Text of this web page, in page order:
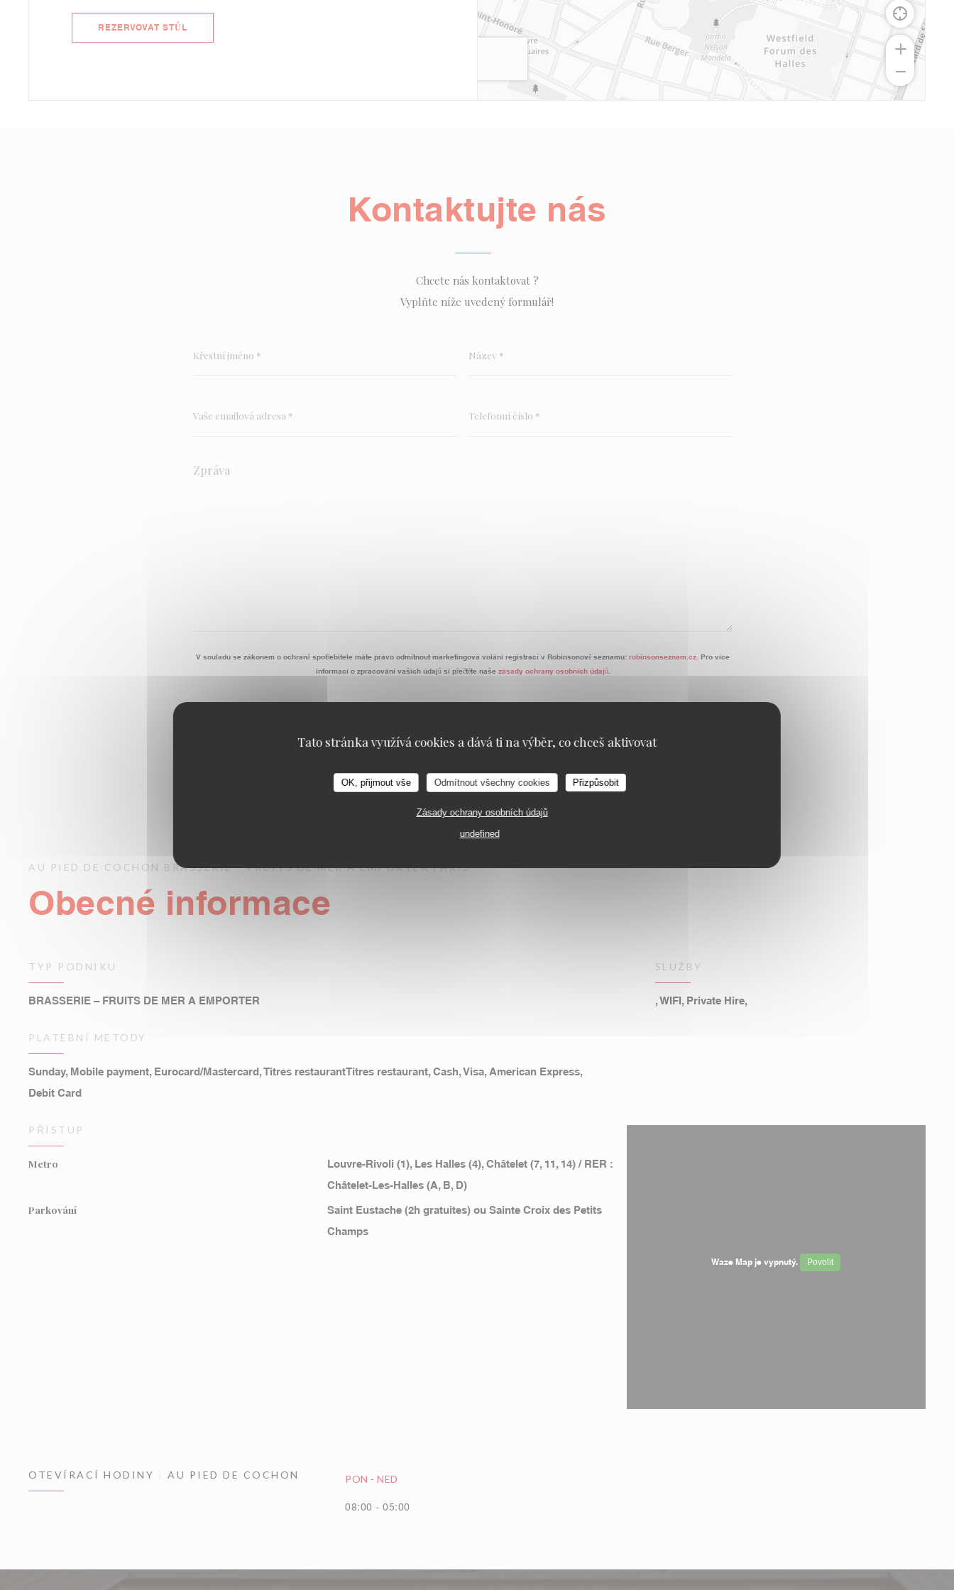
Tato stránka využívá cookies a dává ti na výběr, co chceš aktivovat
OK, přijmout vše Odmítnout všechny cookies Přizpůsobit
Zásady ochrany osobních údajů
undefined
REZERVOVAT STŮL
Kontaktujte nás
Chcete nás kontaktovat ?
Vyplňte níže uvedený formulář!
V souladu se zákonem o ochraně spotřebitele máte právo odmítnout marketingová volání registrací v Robinsonově seznamu: robinsonseznam.cz . Pro více
informací o zpracování vašich údajů si přečtěte naše zásady ochrany osobních údajů.
AU PIED DE COCHON BRASSERIE – FRUITS DE MER A EMPORTERPARIS
Obecné informace
TYP PODNIKU
BRASSERIE – FRUITS DE MER A EMPORTER
SLUŽBY
, WIFI, Private Hire,
PLATEBNÍ METODY
Sunday, Mobile payment, Eurocard/Mastercard, Titres restaurantTitres restaurant, Cash, Visa, American Express,
Debit Card
PŘÍSTUP
Metro
Louvre-Rivoli (1), Les Halles (4), Châtelet (7, 11, 14) / RER :
Châtelet-Les-Halles (A, B, D)
Parkování
Saint Eustache (2h gratuites) ou Sainte Croix des Petits
Champs
Waze Map je vypnutý. Povolit
OTEVÍRACÍ HODINY AU PIED DE COCHON PON -NED
08:00 - 05:00